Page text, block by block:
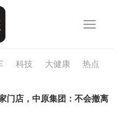
科技 大健康 热点
门店，中原集团：不会撤离